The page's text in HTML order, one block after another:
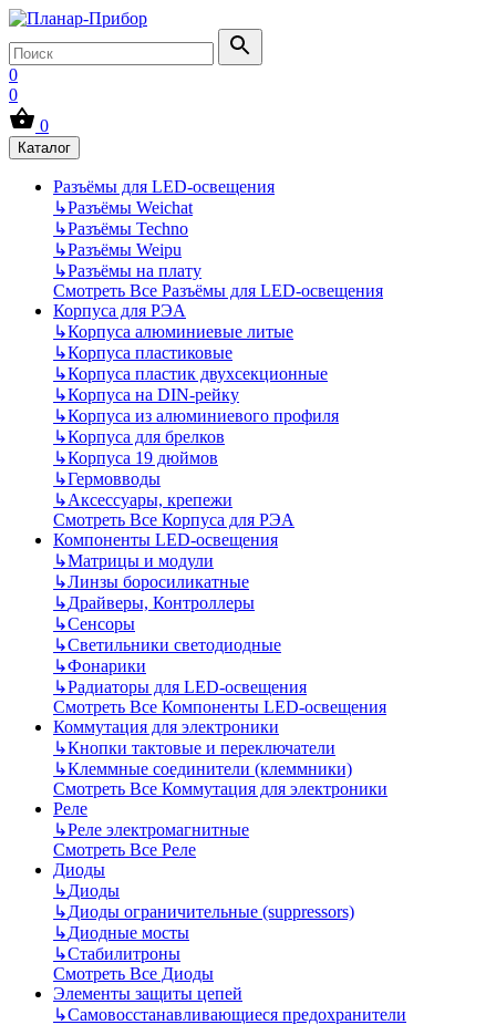
0
0
0
Каталог
Разъёмы для LED-освещения
↳Разъёмы Weichat
↳Разъёмы Techno
↳Разъёмы Weipu
↳Разъёмы на плату
Смотреть Все Разъёмы для LED-освещения
Корпуса для РЭА
↳Корпуса алюминиевые литые
↳Корпуса пластиковые
↳Корпуса пластик двухсекционные
↳Корпуса на DIN-рейку
↳Корпуса из алюминиевого профиля
↳Корпуса для брелков
↳Корпуса 19 дюймов
↳Гермовводы
↳Аксессуары, крепежи
Смотреть Все Корпуса для РЭА
Компоненты LED-освещения
↳Матрицы и модули
↳Линзы боросиликатные
↳Драйверы, Контроллеры
↳Сенсоры
↳Светильники светодиодные
↳Фонарики
↳Радиаторы для LED-освещения
Смотреть Все Компоненты LED-освещения
Коммутация для электроники
↳Кнопки тактовые и переключатели
↳Клеммные соединители (клеммники)
Смотреть Все Коммутация для электроники
Реле
↳Реле электромагнитные
Смотреть Все Реле
Диоды
↳Диоды
↳Диоды ограничительные (suppressors)
↳Диодные мосты
↳Стабилитроны
Смотреть Все Диоды
Элементы защиты цепей
↳Самовосстанавливающиеся предохранители